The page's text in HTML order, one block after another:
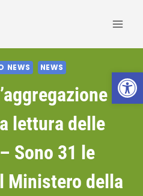
NEWS NEWS
lettura delle
Sono 31 le
Ministero della
Apri